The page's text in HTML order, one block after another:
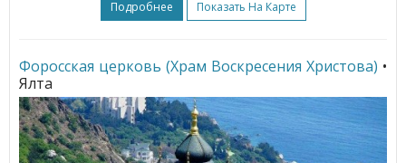
Подробнее Показать На Карте
Форосская церковь (Храм Воскресения Христова) •
Ялта